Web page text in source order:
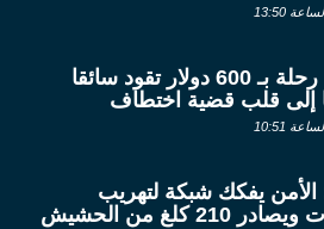
امريكا : رحلة بـ 600 دولار تقود سائقا
إلى قلب قضية اختطاف
: الأمن يفكك شبكة لتهريب
210 كلغ من الحشيش